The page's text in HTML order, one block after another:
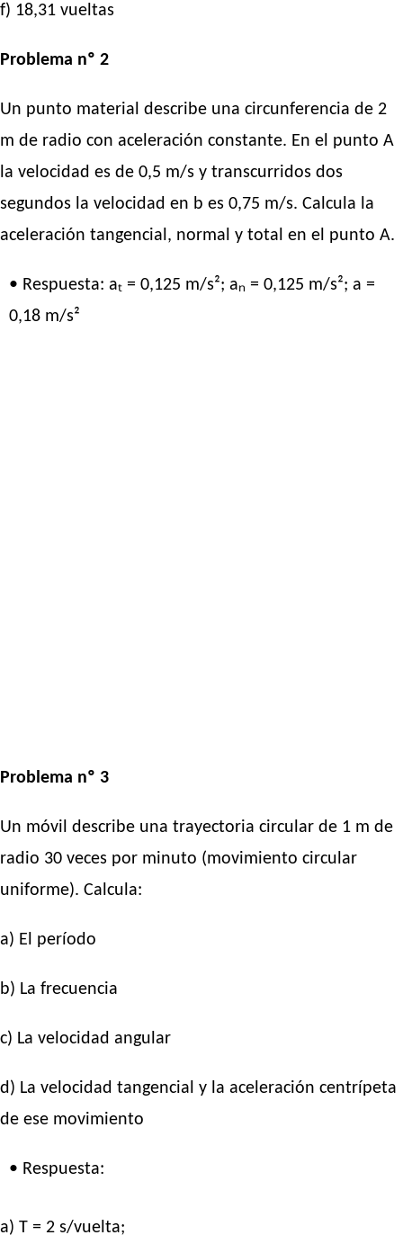
f) 18,31 vueltas
Problema nº 2
Un punto material describe una circunferencia de 2
m de radio con aceleración constante. En el punto A
la velocidad es de 0,5 m/s y transcurridos dos
segundos la velocidad en b es 0,75 m/s. Calcula la
aceleración tangencial, normal y total en el punto A.
• Respuesta: aₜ = 0,125 m/s²; aₙ = 0,125 m/s²; a =
0,18 m/s²
Problema nº 3
Un móvil describe una trayectoria circular de 1 m de
radio 30 veces por minuto (movimiento circular
uniforme). Calcula:
a) El período
b) La frecuencia
c) La velocidad angular
d) La velocidad tangencial y la aceleración centrípeta
de ese movimiento
• Respuesta:
a) T = 2 s/vuelta;